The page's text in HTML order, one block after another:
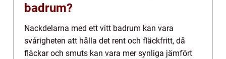
badrum?
Nackdelarna med ett vitt badrum kan vara
svårigheten att hålla det rent och fläckfritt, då
fläckar och smuts kan vara mer synliga jämfört